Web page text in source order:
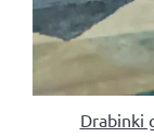
Drabinki